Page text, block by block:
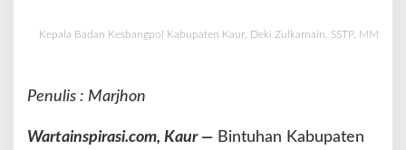
a
a
Kepala Badan Kesbangpol Kabupaten Kaur, Deki Zulkarnain, SSTP, MM
Penulis : Marjhon
Wartainspirasi.com, Kaur — Bintuhan Kabupaten